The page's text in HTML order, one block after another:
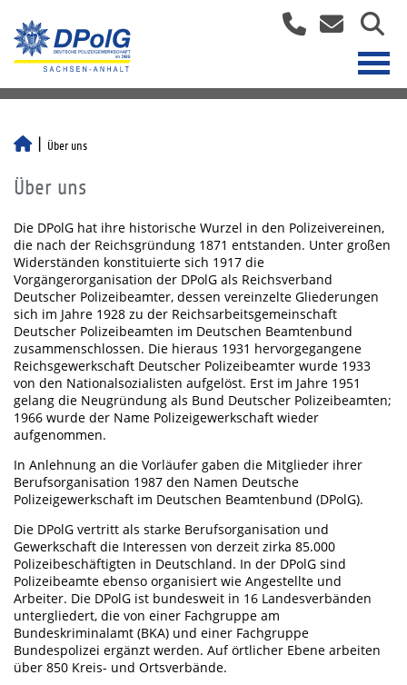
Über uns
Über uns
Die DPolG hat ihre historische Wurzel in den Polizeivereinen,
die nach der Reichsgründung 1871 entstanden. Unter großen
Widerständen konstituierte sich 1917 die
Vorgängerorganisation der DPolG als Reichsverband
Deutscher Polizeibeamter, dessen vereinzelte Gliederungen
sich im Jahre 1928 zu der Reichsarbeitsgemeinschaft
Deutscher Polizeibeamten im Deutschen Beamtenbund
zusammenschlossen. Die hieraus 1931 hervorgegangene
Reichsgewerkschaft Deutscher Polizeibeamter wurde 1933
von den Nationalsozialisten aufgelöst. Erst im Jahre 1951
gelang die Neugründung als Bund Deutscher Polizeibeamten;
1966 wurde der Name Polizeigewerkschaft wieder
aufgenommen.
In Anlehnung an die Vorläufer gaben die Mitglieder ihrer
Berufsorganisation 1987 den Namen Deutsche
Polizeigewerkschaft im Deutschen Beamtenbund (DPolG).
Die DPolG vertritt als starke Berufsorganisation und
Gewerkschaft die Interessen von derzeit zirka 85.000
Polizeibeschäftigten in Deutschland. In der DPolG sind
Polizeibeamte ebenso organisiert wie Angestellte und
Arbeiter. Die DPolG ist bundesweit in 16 Landesverbänden
untergliedert, die von einer Fachgruppe am
Bundeskriminalamt (BKA) und einer Fachgruppe
Bundespolizei ergänzt werden. Auf örtlicher Ebene arbeiten
über 850 Kreis- und Ortsverbände.